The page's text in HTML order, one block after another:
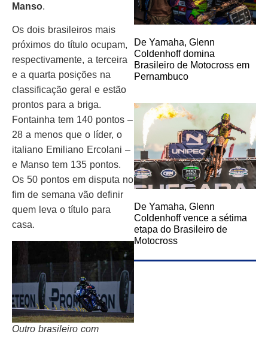
Manso.
Os dois brasileiros mais
próximos do título ocupam,
respectivamente, a terceira
e a quarta posições na
classificação geral e estão
prontos para a briga.
Fontainha tem 140 pontos –
28 a menos que o líder, o
italiano Emiliano Ercolani –
e Manso tem 135 pontos.
Os 50 pontos em disputa no
fim de semana vão definir
quem leva o título para
casa.
Outro brasileiro com
De Yamaha, Glenn
Coldenhoff domina
Brasileiro de Motocross em
Pernambuco
De Yamaha, Glenn
Coldenhoff vence a sétima
etapa do Brasileiro de
Motocross